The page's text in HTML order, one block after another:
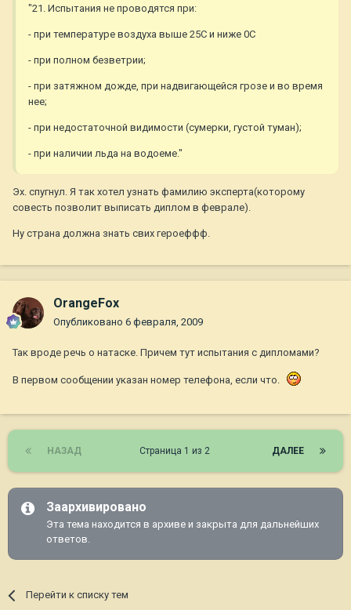
"21. Испытания не проводятся при:
- при температуре воздуха выше 25С и ниже 0С
- при полном безветрии;
- при затяжном дожде, при надвигающейся грозе и во время
нее;
- при недостаточной видимости (сумерки, густой туман);
- при наличии льда на водоеме."
Эх. спугнул. Я так хотел узнать фамилию эксперта(которому
совесть позволит выписать диплом в феврале).
Ну страна должна знать свих героеффф.
OrangeFox
Опубликовано 6 февраля, 2009
Так вроде речь о натаске. Причем тут испытания с дипломами?
В первом сообщении указан номер телефона, если что.
НАЗАД ДАЛЕЕ
Страница 1 из 2
Заархивировано
Эта тема находится в архиве и закрыта для дальнейших
ответов.
Перейти к списку тем